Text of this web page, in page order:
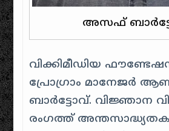
അസഫ്
വിക്കിമീഡിയ
പ്രോഗ്രാം മാനേജർ
ബാർട്ടോവ്. വിജ്ഞാന
രംഗത്ത്